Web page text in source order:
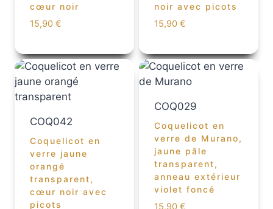
cœur noir
15,90 €
noir avec picots
15,90 €
COQ042
Coquelicot en
verre jaune
orangé
transparent,
cœur noir avec
picots
COQ029
Coquelicot en
verre de Murano,
jaune pâle
transparent,
anneau extérieur
violet foncé
15,90 €